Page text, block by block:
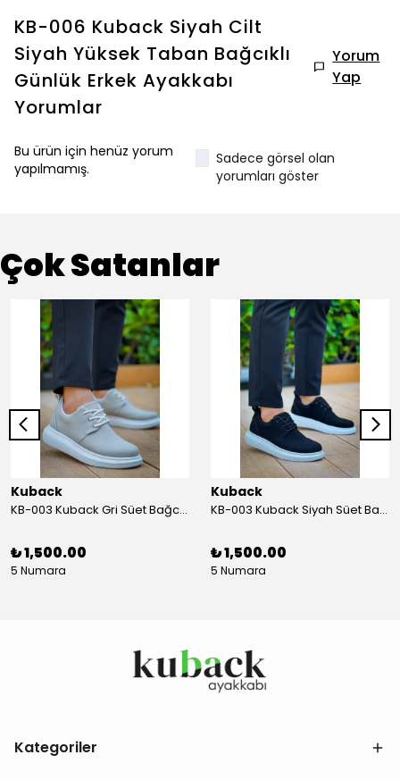
KB-006 Kuback Siyah Cilt
Siyah Yüksek Taban Bağcıklı
Günlük Erkek Ayakkabı
Yorumlar
Yorum
Yap
Bu ürün için henüz yorum
yapılmamış.
Sadece görsel olan
yorumları göster
Çok Satanlar
Kuback
KB-003 Kuback Gri Süet Bağcıklı Günlük Erkek Ayakkabı
₺ 1,500.00
5 Numara
Kuback
KB-003 Kuback Siyah Süet Bağcıklı Günlük Erkek Ayakkabı
₺ 1,500.00
5 Numara
Kategoriler